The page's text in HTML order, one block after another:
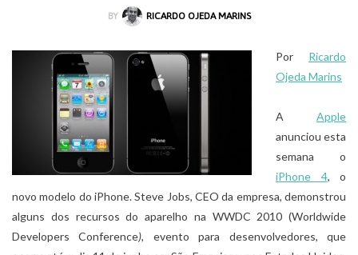
BY RICARDO OJEDA MARINS
Por Ricardo
Ojeda Marins
A Apple
anunciou esta
semana o
iPhone 4, o
novo modelo do iPhone. Steve Jobs, CEO da empresa, demonstrou
alguns dos recursos do aparelho na WWDC 2010 (Worldwide
Developers Conference), evento para desenvolvedores, que